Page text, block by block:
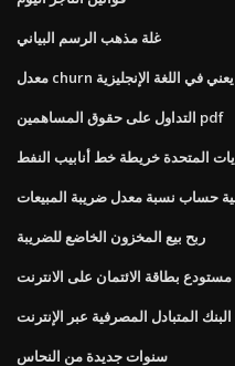
غلة مذهب الرسم البياني
معدل churn يعني في اللغة الإنجليزية
التداول على حقوق المساهمين pdf
المتحدة خريطة خط أنابيب النفط
حساب نسبة معدل ضريبة المبيعات
ربح بيع المخزون الخاضع للضريبة
بطاقة الائتمان على الانترنت
المتبادل المصرفية عبر الإنترنت
سنوات جديدة من النحاس